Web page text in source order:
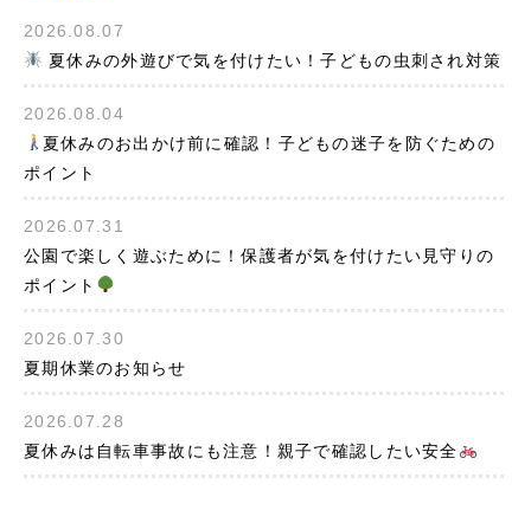
2026.08.07
夏休みの外遊びで気を付けたい！子どもの虫刺され対策
2026.08.04
夏休みのお出かけ前に確認！子どもの迷子を防ぐための
ポイント
2026.07.31
公園で楽しく遊ぶために！保護者が気を付けたい見守りの
ポイント
2026.07.30
夏期休業のお知らせ
2026.07.28
夏休みは自転車事故にも注意！親子で確認したい安全